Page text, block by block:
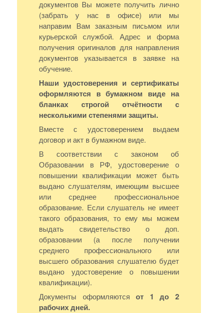
документов Вы можете получить лично
(забрать у нас в офисе) или мы
направим Вам заказным письмом или
курьерской службой. Адрес и форма
получения оригиналов для направления
документов указывается в заявке на
обучение.
Наши удостоверения и сертификаты
оформляются в бумажном виде на
бланках строгой отчётности с
несколькими степенями защиты.
Вместе с удостоверением выдаем
договор и акт в бумажном виде.
В соответствии с законом об
Образовании в РФ, удостоверение о
повышении квалификации может быть
выдано слушателям, имеющим высшее
или среднее профессиональное
образование. Если слушатель не имеет
такого образования, то ему мы можем
выдать свидетельство о доп.
образовании (а после получении
среднего профессионального или
высшего образования слушателю будет
выдано удостоверение о повышении
квалификации).
Документы оформляютсяот 1 до 2
рабочих дней.